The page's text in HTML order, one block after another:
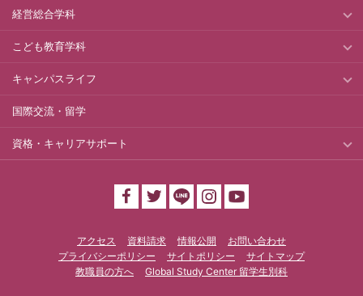
経営総合学科
こども教育学科
キャンパスライフ
国際交流・留学
資格・キャリアサポート
アクセス 資料請求 情報公開
お問い合わせ
プライバシーポリシー
サイトポリシー
サイトマップ
教職員の方へ
Global Study Center 留学生別科